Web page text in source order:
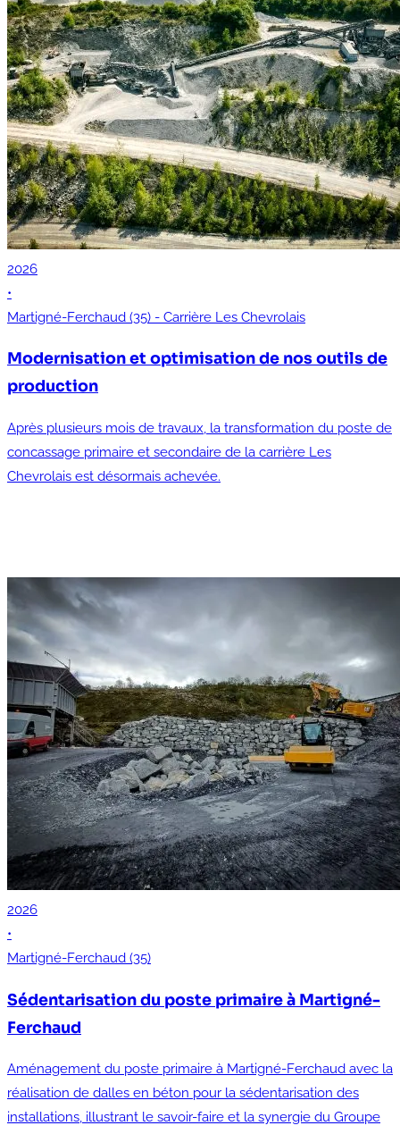
2026
•
Martigné-Ferchaud (35) - Carrière Les Chevrolais
Modernisation et optimisation de nos outils de
production
Après plusieurs mois de travaux, la transformation du poste de
concassage primaire et secondaire de la carrière Les
Chevrolais est désormais achevée.
2026
•
Martigné-Ferchaud (35)
Sédentarisation du poste primaire à Martigné-
Ferchaud
Aménagement du poste primaire à Martigné-Ferchaud avec la
réalisation de dalles en béton pour la sédentarisation des
installations, illustrant le savoir-faire et la synergie du Groupe